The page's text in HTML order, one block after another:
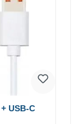
USB-C